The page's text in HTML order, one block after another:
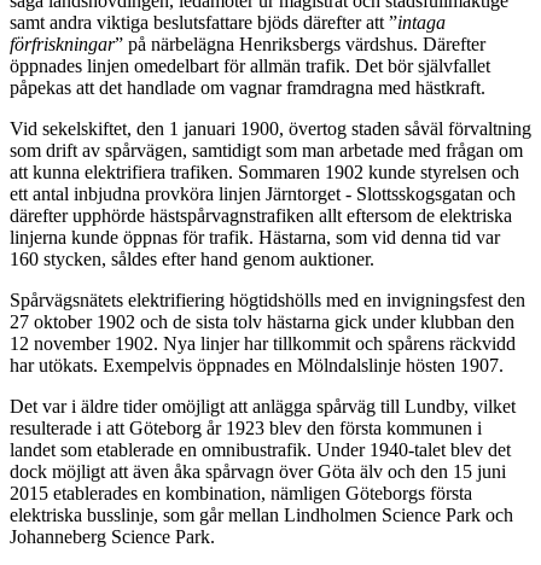
samt andra viktiga beslutsfattare bjöds därefter att ”intaga
förfriskningar” på närbelägna Henriksbergs värdshus. Därefter
öppnades linjen omedelbart för allmän trafik. Det bör självfallet
påpekas att det handlade om vagnar framdragna med hästkraft.
Vid sekelskiftet, den 1 januari 1900, övertog staden såväl förvaltning
som drift av spårvägen, samtidigt som man arbetade med frågan om
att kunna elektrifiera trafiken. Sommaren 1902 kunde styrelsen och
ett antal inbjudna provköra linjen Järntorget - Slottsskogsgatan och
därefter upphörde hästspårvagnstrafiken allt eftersom de elektriska
linjerna kunde öppnas för trafik. Hästarna, som vid denna tid var
160 stycken, såldes efter hand genom auktioner.
Spårvägsnätets elektrifiering högtidshölls med en invigningsfest den
27 oktober 1902 och de sista tolv hästarna gick under klubban den
12 november 1902. Nya linjer har tillkommit och spårens räckvidd
har utökats. Exempelvis öppnades en Mölndalslinje hösten 1907.
Det var i äldre tider omöjligt att anlägga spårväg till Lundby, vilket
resulterade i att Göteborg år 1923 blev den första kommunen i
landet som etablerade en omnibustrafik. Under 1940-talet blev det
dock möjligt att även åka spårvagn över Göta älv och den 15 juni
2015 etablerades en kombination, nämligen Göteborgs första
elektriska busslinje, som går mellan Lindholmen Science Park och
Johanneberg Science Park.